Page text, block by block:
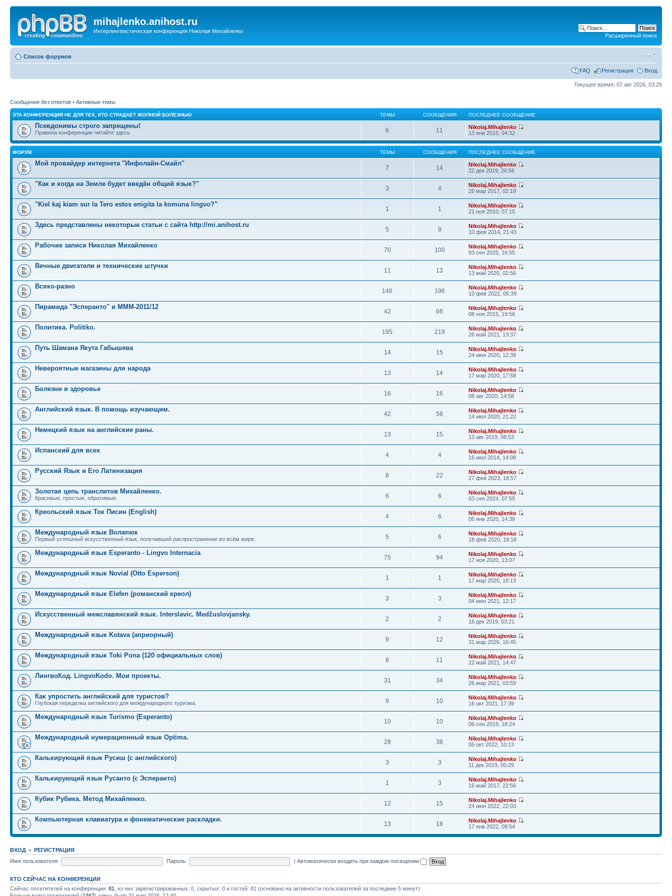
mihajlenko.anihost.ru
Интерлингвистическая конференция Николая Михайленко
Расширенный поиск
Список форумов
FAQ Регистрация Вход
Текущее время: 07 авг 2026, 03:25
Сообщения без ответов • Активные темы
ЭТА КОНФЕРЕНЦИЯ НЕ ДЛЯ ТЕХ, КТО СТРАДАЕТ ЖОПНОЙ БОЛЕЗНЬЮ ТЕМЫ СООБЩЕНИЯ ПОСЛЕДНЕЕ СООБЩЕНИЕ
Псевдонимы строго запрещены!
Правила конференции читайте здесь 6 11
Nikolaj.Mihajlenko
13 янв 2015, 04:32
ФОРУМ ТЕМЫ СООБЩЕНИЯ ПОСЛЕДНЕЕ СООБЩЕНИЕ
Мой провайдер интернета "Инфолайн-Смайл"
7 14
Nikolaj.Mihajlenko
22 дек 2019, 20:56
"Как и когда на Земле будет введён общий язык?"
3 4
Nikolaj.Mihajlenko
25 мар 2017, 02:19
"Kiel kaj kiam sur la Tero estos enigita la komuna lingvo?"
1 1
Nikolaj.Mihajlenko
21 ноя 2010, 07:15
Здесь представлены некоторые статьи с сайта http://mi.anihost.ru
5 8
Nikolaj.Mihajlenko
10 фев 2014, 21:43
Рабочие записи Николая Михайленко
70 100
Nikolaj.Mihajlenko
03 сен 2025, 16:55
Вечные двигатели и технические штучки
11 13
Nikolaj.Mihajlenko
13 май 2020, 02:56
Всяко-разно
146 196
Nikolaj.Mihajlenko
10 фев 2022, 05:39
Пирамида "Эсперанто" и MMM-2011/12
42 66
Nikolaj.Mihajlenko
08 ноя 2015, 19:56
Политика. Politiko.
195 219
Nikolaj.Mihajlenko
26 май 2021, 13:37
Путь Шамана Якута Габышева
14 15
Nikolaj.Mihajlenko
24 июн 2020, 12:39
Невероятные магазины для народа
13 14
Nikolaj.Mihajlenko
17 мар 2020, 17:58
Болезни и здоровье
16 16
Nikolaj.Mihajlenko
08 авг 2020, 14:58
Английский язык. В помощь изучающим.
42 58
Nikolaj.Mihajlenko
14 июл 2020, 21:22
Немецкий язык на английские раны.
13 15
Nikolaj.Mihajlenko
13 авг 2019, 08:53
Испанский для всех
4 4
Nikolaj.Mihajlenko
16 июл 2014, 14:08
Русский Язык и Его Латинизация
8 22
Nikolaj.Mihajlenko
27 фев 2023, 18:57
Золотая цепь транслитов Михайленко.
Красивые, простые, обратимые. 6 6
Nikolaj.Mihajlenko
03 сен 2024, 07:55
Креольский язык Ток Писин (English)
4 6
Nikolaj.Mihajlenko
05 янв 2020, 14:39
Международный язык Волапюк
Первый успешный искусственный язык, получивший распространение во всём мире. 5 6
Nikolaj.Mihajlenko
18 фев 2020, 18:18
Международный язык Esperanto - Lingvo Internacia
75 94
Nikolaj.Mihajlenko
17 ноя 2020, 13:07
Международный язык Novial (Otto Esperson)
1 1
Nikolaj.Mihajlenko
17 мар 2020, 18:13
Международный язык Elefen (романский креол)
3 3
Nikolaj.Mihajlenko
04 июн 2021, 12:17
Искусственный межславянский язык. Interslavic. Medžuslovjansky.
2 2
Nikolaj.Mihajlenko
16 дек 2019, 03:21
Международный язык Kotava (априорный)
9 12
Nikolaj.Mihajlenko
31 мар 2026, 16:45
Международный язык Toki Pona (120 официальных слов)
8 11
Nikolaj.Mihajlenko
22 май 2021, 14:47
ЛингвоКод. LingvoKodo. Мои проекты.
31 34
Nikolaj.Mihajlenko
26 мар 2021, 03:59
Как упростить английский для туристов?
Глубокая переделка английского для международного туризма. 9 10
Nikolaj.Mihajlenko
16 окт 2021, 17:39
Международный язык Turismo (Esperanto)
10 10
Nikolaj.Mihajlenko
06 сен 2019, 18:24
Международный нумерационный язык Optima.
28 38
Nikolaj.Mihajlenko
05 окт 2022, 10:13
Калькирующий язык Русиш (с английского)
3 3
Nikolaj.Mihajlenko
11 дек 2019, 00:29
Калькирующий язык Русанто (с Эсперанто)
1 3
Nikolaj.Mihajlenko
16 май 2017, 22:56
Кубик Рубика. Метод Михайленко.
12 15
Nikolaj.Mihajlenko
24 июн 2022, 22:03
Компьютерная клавиатура и фонематические раскладки.
13 18
Nikolaj.Mihajlenko
17 янв 2022, 09:54
ВХОД • РЕГИСТРАЦИЯ
Имя пользователя:
Пароль: |Автоматически входить при каждом посещении
КТО СЕЙЧАС НА КОНФЕРЕНЦИИ
Сейчас посетителей на конференции: 81 , из них зарегистрированных: 0, скрытых: 0 и гостей: 81 (основано на активности пользователей за последние 5 минут)